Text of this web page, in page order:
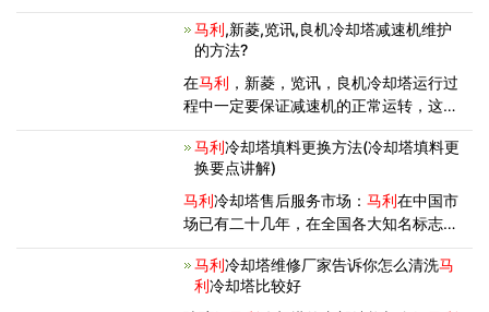
会发出一定的噪音，会给大家带来很多不
便，那么有什么解决办法呢?冷却塔?有噪
音影响吗?下面冷却塔维修降噪厂家为大
家介绍冷却塔噪音解决方案，详情
马利,新菱,览讯,良机冷却塔减速机维护
的方法?
在马利 ，新菱，览讯，良机冷却塔运行过
程中一定要保证减速机的正常运转，这就
要求工作人员要定时对减速机进行保养维
护，本期内容就为大家分享马利，新菱，
览讯，良机冷却塔减速机的维护方法。
1、新装置的冷却塔减速机，运转一星期
之
马利冷却塔填料更换方法(冷却塔填料更
换要点讲解)
马利冷却塔售后服务市场：马利在中国市
场已有二十几年，在全国各大知名标志性
建筑得到广泛应用。众所周知，冷却塔的
使用寿命是15年左右，因此大量冷却塔都
进入升级改造市场。比如更换冷却塔填
马利冷却塔维修厂家告诉你怎么清洗马
利冷却塔比较好